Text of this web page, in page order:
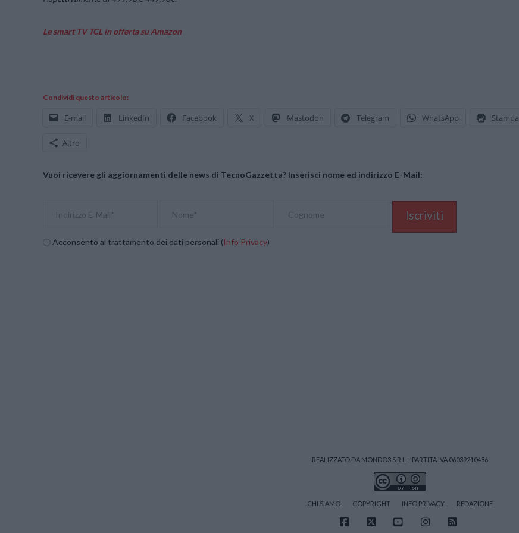
Le smart TV TCL in offerta su Amazon
Condividi questo articolo:
E-mail LinkedIn Facebook X Mastodon Telegram WhatsApp Stampa
Altro
Vuoi ricevere gli aggiornamenti delle news di TecnoGazzetta? Inserisci nome ed indirizzo E-Mail:
Acconsento al trattamento dei dati personali (Info Privacy)
REALIZZATO DA MONDO3 S.R.L. - PARTITA IVA 06039210486
CHI SIAMO COPYRIGHT INFO PRIVACY REDAZIONE